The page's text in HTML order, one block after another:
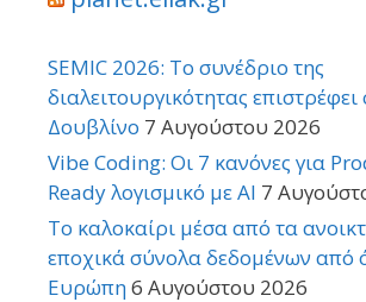
SEMIC 2026: Το συνέδριο της
διαλειτουργικότητας επιστρέφει
Δουβλίνο 7 Αυγούστου 2026
Vibe Coding: Οι 7 κανόνες για
Ready λογισμικό με AI 7
Το καλοκαίρι μέσα από τα
εποχικά σύνολα δεδομένων από
Ευρώπη6 Αυγούστου 2026